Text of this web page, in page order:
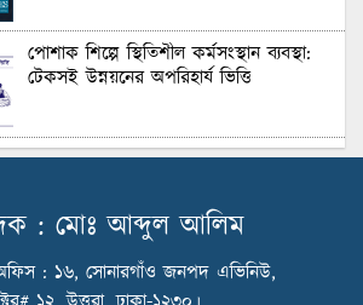
পোশাক শিল্পে স্থিতিশীল কর্মসংস্থান ব্যবস্থা:
টেকসই উন্নয়নের অপরিহার্য ভিত্তি
শুল্কের দেয়াল ভাঙার সুযোগ: মার্কিন বাজারে
Honoring Excellence: Texstream
Fashion Ltd. Rewards Best Workers–
: মোঃ আব্দুল আলিম
: ১৬, সোনারগাঁও জনপদ এভিনিউ,